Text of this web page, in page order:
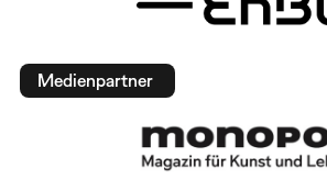
Medienpartner